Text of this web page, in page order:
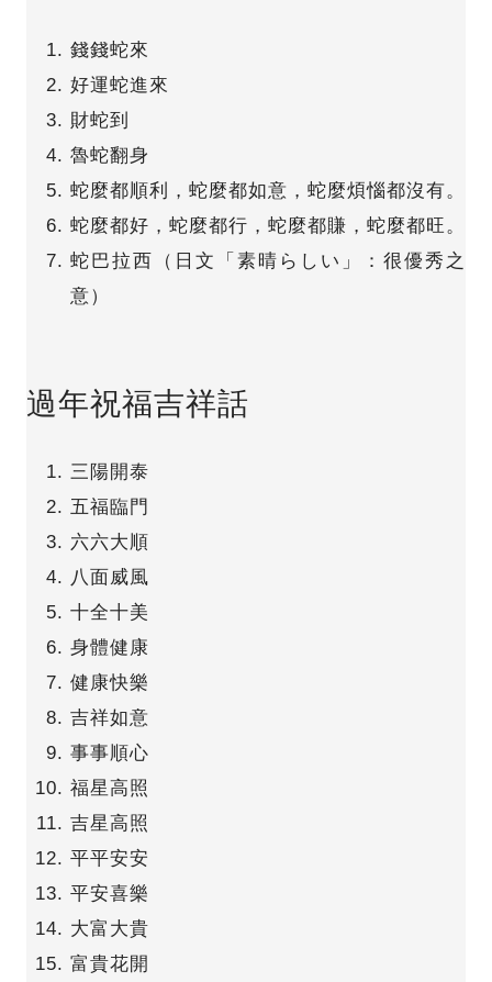
錢錢蛇來
好運蛇進來
財蛇到
魯蛇翻身
蛇麼都順利，蛇麼都如意，蛇麼煩惱都沒有。
蛇麼都好，蛇麼都行，蛇麼都賺，蛇麼都旺。
蛇巴拉西（日文「素晴らしい」：很優秀之
意）
過年祝福吉祥話
三陽開泰
五福臨門
六六大順
八面威風
十全十美
身體健康
健康快樂
吉祥如意
事事順心
福星高照
吉星高照
平平安安
平安喜樂
大富大貴
富貴花開